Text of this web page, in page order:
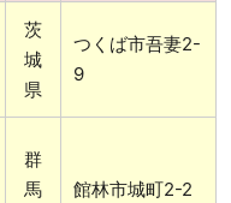
茨
城
県
つくば市吾妻2-
9
群
馬
館林市城町2-2